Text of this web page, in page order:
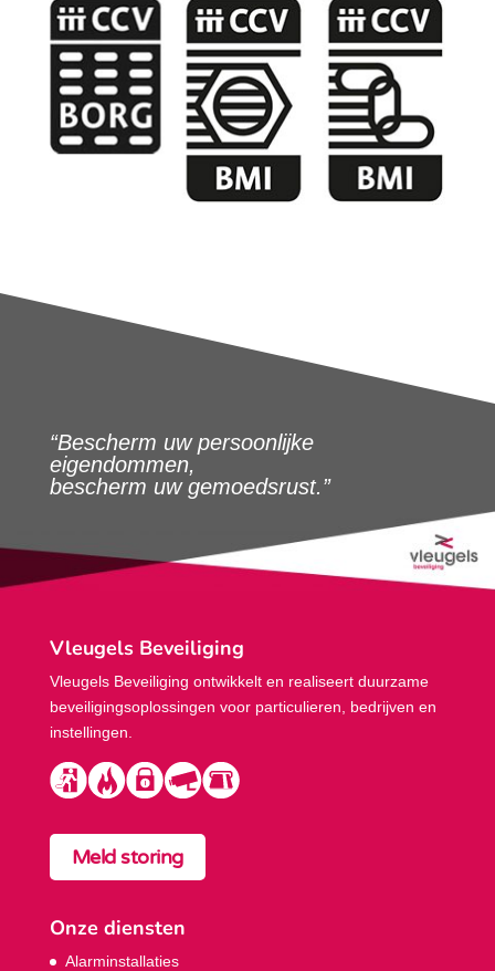
“Bescherm uw persoonlijke
eigendommen,
bescherm uw gemoedsrust.”
Vleugels Beveiliging
Vleugels Beveiliging ontwikkelt en realiseert duurzame
beveiligings­oplossingen voor particulieren, bedrijven en
instellingen.
Meld storing
Onze diensten
Alarminstallaties